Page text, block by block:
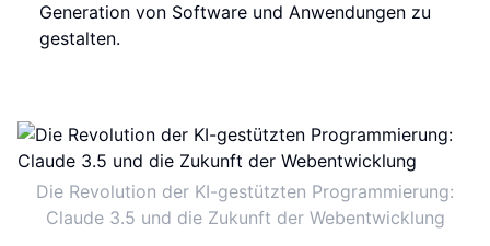
Generation von Software und Anwendungen zu
gestalten.
Die Revolution der KI-gestützten Programmierung:
Claude 3.5 und die Zukunft der Webentwicklung